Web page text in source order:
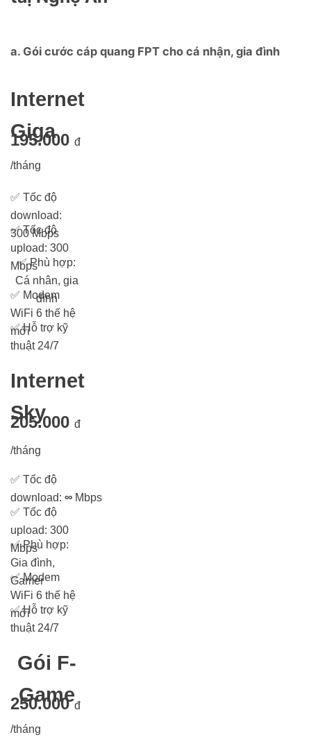
a. Gói cước cáp quang FPT cho cá nhận, gia đình
Internet
Giga
195.000 đ
/tháng
✅ Tốc độ
download:
300 Mbps
✅Tốc độ
upload: 300
Mbps
✅Phù hợp:
Cá nhân, gia
đình
✅ Modem
WiFi 6 thế hệ
mới
✅Hỗ trợ kỹ
thuật 24/7
Internet
Sky
205.000 đ
/tháng
✅ Tốc độ
download: ∞ Mbps
✅ Tốc độ
upload: 300
Mbps
✅Phù hợp:
Gia đình,
Gamer
✅Modem
WiFi 6 thế hệ
mới
✅Hỗ trợ kỹ
thuật 24/7
Gói F-
Game
250.000 đ
/tháng